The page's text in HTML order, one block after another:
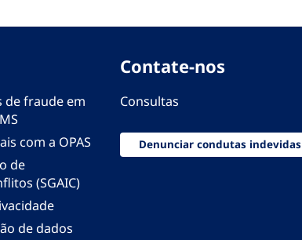
de fraude em
com a OPAS
de
(SGAIC)
de dados
Contate-nos
Consultas
Denunciar condutas indevidas